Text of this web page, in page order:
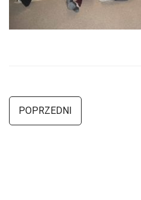
POPRZEDNI